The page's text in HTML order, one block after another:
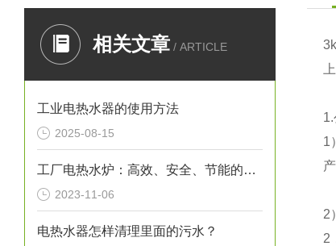
相关文章 / ARTICLE
工业电热水器的使用方法
2025-08-15
工厂电热水炉：高效、安全、节能的热水解决方案
2023-11-06
电热水器怎样清理里面的污水？
1.
1
2
2